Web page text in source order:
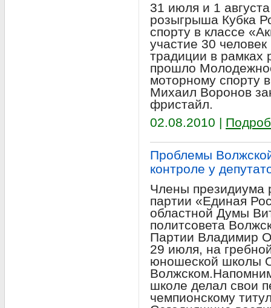
31 июля и 1
розыгрыша Кубка
спорту в классе
участие 30
традиции в рамках
прошло
моторному спорту
Михаил Воронов
фристайл.
02.08.2010 |
Проблемы
контроле у
Члены президиума
партии «Единая
областной Думы
политсовета
Партии Владимир
29 июля, на
юношеской школы
школе делал свои
чемпионскому